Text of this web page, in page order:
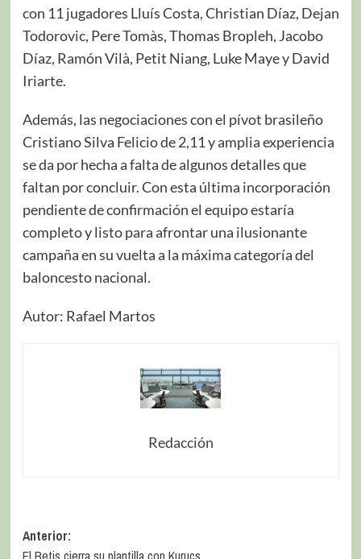
con 11 jugadores Lluís Costa, Christian Díaz, Dejan
Todorovic, Pere Tomàs, Thomas Bropleh, Jacobo
Díaz, Ramón Vilà, Petit Niang, Luke Maye y David
Iriarte.
Además, las negociaciones con el pívot brasileño
Cristiano Silva Felicio de 2,11 y amplia experiencia
se da por hecha a falta de algunos detalles que
faltan por concluir. Con esta última incorporación
pendiente de confirmación el equipo estaría
completo y listo para afrontar una ilusionante
campaña en su vuelta a la máxima categoría del
baloncesto nacional.
Autor: Rafael Martos
Redacción
Anterior: